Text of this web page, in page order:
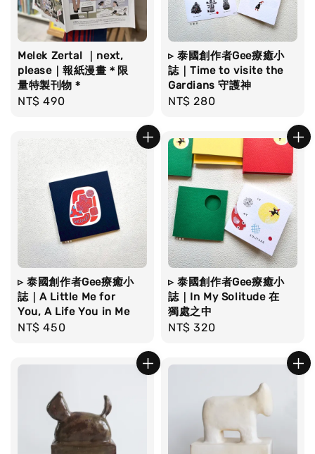
Melek Zertal ｜next,
please｜報紙漫畫＊限
量特製刊物＊
Regular
NT$ 490
▹ 泰國創作者Gee療癒小
誌｜Time to visite the
Gardians 守護神
Regular
NT$ 280
▹ 泰國創作者Gee療癒小
誌｜A Little Me for
You, A Life You in Me
Regular
NT$ 450
▹ 泰國創作者Gee療癒小
誌｜In My Solitude 在
獨處之中
Regular
NT$ 320